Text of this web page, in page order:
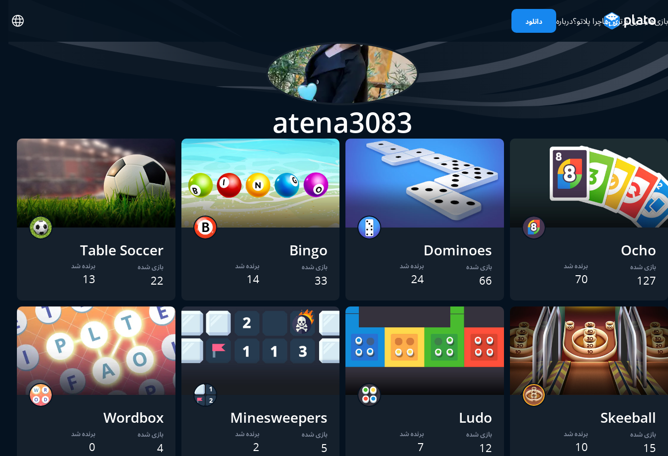
بازی‌هاجدول برترین‌هاچرا پلاتو؟درباره دانلود
atena3083
Ocho
بازی شده
127
برنده شد
70
Dominoes
بازی شده
66
برنده شد
24
Bingo
بازی شده
33
برنده شد
14
Table Soccer
بازی شده
22
برنده شد
13
Skeeball
بازی شده
15
برنده شد
10
Ludo
بازی شده
12
برنده شد
7
Minesweepers
بازی شده
5
برنده شد
2
Wordbox
بازی شده
4
برنده شد
0